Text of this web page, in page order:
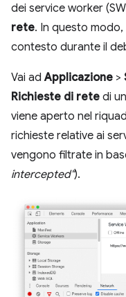
dei service worker
rete. In questo
contesto durante il
Vai adApplicazione >
Richieste di rete di
viene aperto nel
richieste relative ai
vengono filtrate in
intercepted").